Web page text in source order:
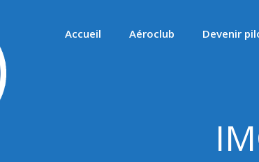
Accueil Aéroclub Devenir